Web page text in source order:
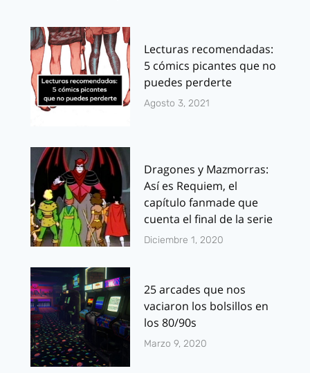
Lecturas recomendadas:
5 cómics picantes que no
puedes perderte
Agosto 3, 2021
Dragones y Mazmorras:
Así es Requiem, el
capítulo fanmade que
cuenta el final de la serie
Diciembre 1, 2020
25 arcades que nos
vaciaron los bolsillos en
los 80/90s
Marzo 9, 2020